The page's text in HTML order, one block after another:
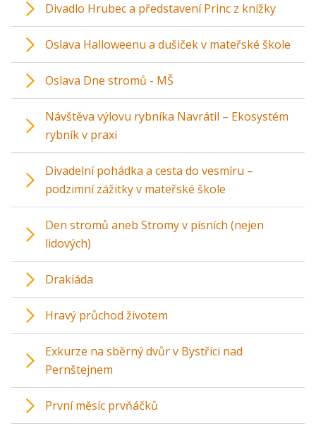
Divadlo Hrubec a představení Princ z knížky
Oslava Halloweenu a dušiček v mateřské škole
Oslava Dne stromů - MŠ
Návštěva výlovu rybníka Navrátil – Ekosystém
rybník v praxi
Divadelní pohádka a cesta do vesmíru –
podzimní zážitky v mateřské škole
Den stromů aneb Stromy v písních (nejen
lidových)
Drakiáda
Hravý průchod životem
Exkurze na sběrný dvůr v Bystřici nad
Pernštejnem
První měsíc prvňáčků